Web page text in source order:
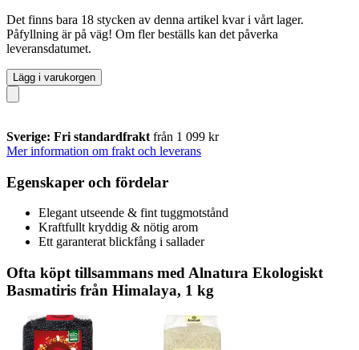
Det finns bara 18 stycken av denna artikel kvar i vårt lager.
Påfyllning är på väg! Om fler beställs kan det påverka
leveransdatumet.
Lägg i varukorgen
Sverige: Fri standardfrakt från 1 099 kr
Mer information om frakt och leverans
Egenskaper och fördelar
Elegant utseende & fint tuggmotstånd
Kraftfullt kryddig & nötig arom
Ett garanterat blickfång i sallader
Ofta köpt tillsammans med Alnatura Ekologiskt
Basmatiris från Himalaya, 1 kg